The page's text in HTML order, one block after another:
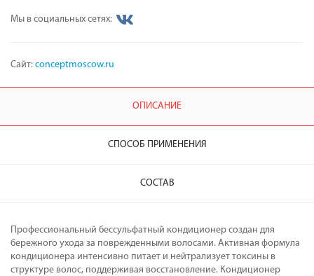
Мы в социальных сетях:
Сайт: conceptmoscow.ru
ОПИСАНИЕ
СПОСОБ ПРИМЕНЕНИЯ
СОСТАВ
Профессиональный бессульфатный кондиционер создан для
бережного ухода за поврежденными волосами. Активная формула
кондиционера интенсивно питает и нейтрализует токсины в
структуре волос, поддерживая восстановление. Кондиционер